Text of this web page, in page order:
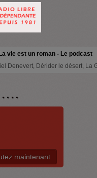
La vie est un roman - Le podcast
Denevert, Dérider le désert, La
. . . .
maintenant